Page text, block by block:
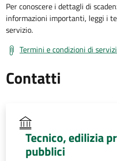
Per conoscere i dettagli di
informazioni importanti, leggi i
servizio.
Termini e condizioni di
Contatti
Tecnico, edilizia
pubblici